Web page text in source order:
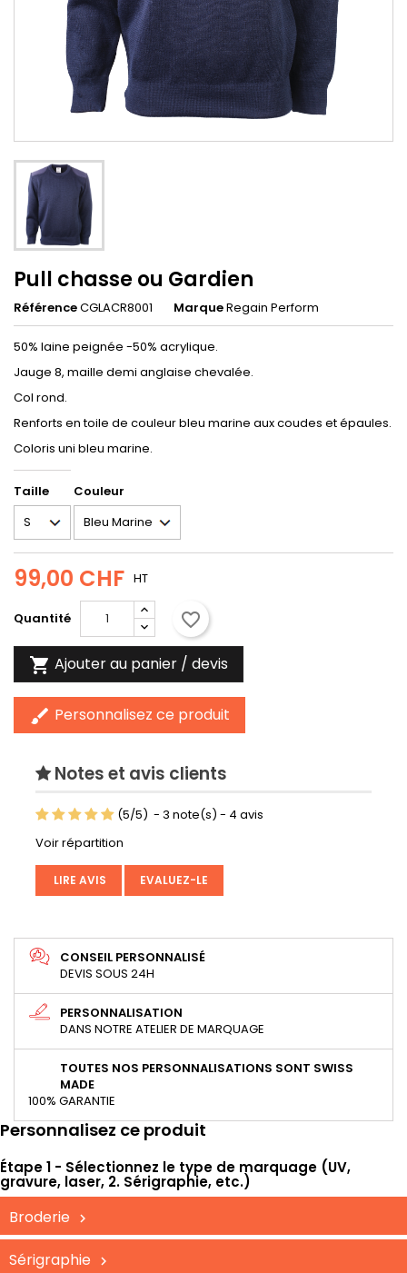
Pull chasse ou Gardien
RéférenceCGLACR8001 MarqueRegain Perform
50% laine peignée -50% acrylique.
Jauge 8, maille demi anglaise chevalée.
Col rond.
Renforts en toile de couleur bleu marine aux coudes et épaules.
Coloris uni bleu marine.
Taille Couleur
99,00 CHF HT
Quantité favorite_border
 Ajouter au panier / devis
brush Personnalisez ce produit
Notes et avis clients
(5/5) - 3 note(s) - 4 avis
Voir répartition
LIRE AVIS EVALUEZ-LE
CONSEIL PERSONNALISÉ
DEVIS SOUS 24H
PERSONNALISATION
DANS NOTRE ATELIER DE MARQUAGE
TOUTES NOS PERSONNALISATIONS SONT SWISS
MADE
100% GARANTIE
Personnalisez ce produit
Étape 1 - Sélectionnez le type de marquage (UV,
gravure, laser, 2. Sérigraphie, etc.)
Broderie
Sérigraphie